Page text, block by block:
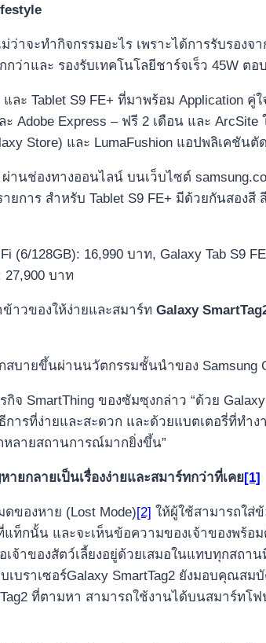
ว่าจะทำกิจกรรมอะไร เพราะได้การรับรอ
ว่าและ รองรับเทคโนโลยีชาร์จเร็ว 45W
ละ Tablet S9 FE+ ที่มาพร้อม Application
Adobe Express – ฟรี 2 เดือน และ
Store) และ LumaFushion แอปพลิเคชัน
นช่องทางออนไลน์ บนเว็บไซต์
ยการ สำหรับ Tablet S9 FE+ มีด้วยกันสอง
128GB): 16,990 บาท, Galaxy Tab S9
27,900 บาท
าวของให้ง่ายและสมาร์ท Galaxy
บายขึ้นผ่านนวัตกรรมชั้นนำของ Samsung
SmartThing ของซัมซุงกล่าว “ด้วย
ารที่ง่ายและสะดวก และด้วยแบตเตอรี่ที่ทำ
ลายสถานการณ์มากยิ่งขึ้น”
กลายเป็นเรื่องง่ายและสมาร์ทกว่าที่เคย[1]
ของหาย (Lost Mode)[2] ให้ผู้ใช้สามารถใส่
ท็กนั้น และจะเห็นข้อความของเจ้าของพร้อ
จ้าของสัตว์เลี้ยงอยู่ด้วยเสมอในแทบทุกสถ
บราเซอร์Galaxy SmartTag2 ยังมอบคุณส
ที่ตามหา สามารถใช้งานได้บนสมาร์ทโ